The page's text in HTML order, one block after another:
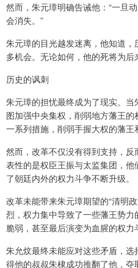
然而，朱元璋明确告诫他：“一旦
会消失。”
朱元璋的目光越发迷离，他知道
多机会。无论如何，他的死将为后
历史的讽刺
朱元璋的担忧最终成为了现实。
图加强中央集权，削弱地方藩王的
一系列措施，削弱手握大权的藩王
然而，改革不仅没有得到支持，
表性的是权臣王振与太监集团，
了朝廷内外的权力斗争不断升级。
改革未能带来朱元璋期望的“清明
烈，权力集中导致了一些藩王势
脆弱，甚至最后演变为血腥的权
朱允炆最终未能应对这些矛盾，
得他的叔叔朱棣成功推翻了他，